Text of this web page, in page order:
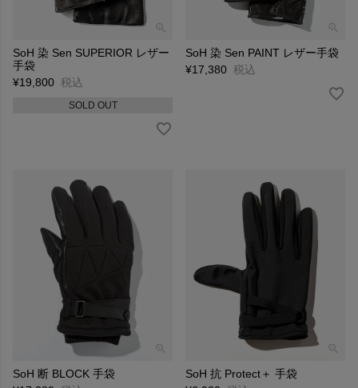
SoH 染 Sen SUPERIOR レザー
手袋
¥19,800 税込
SOLD OUT
SoH 染 Sen PAINT レザー手袋
¥17,380 税込
SoH 断 BLOCK 手袋
SoH 抗 Protect＋ 手袋